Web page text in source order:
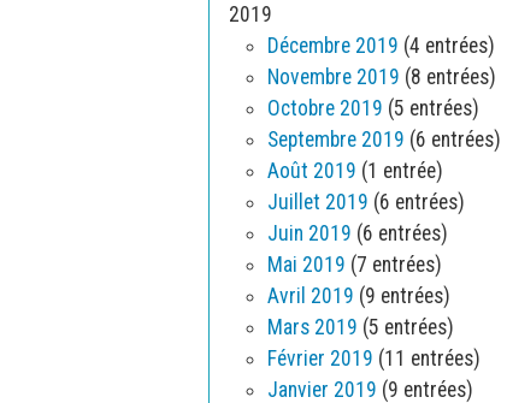
2019
Décembre 2019 (4 entrées)
Novembre 2019 (8 entrées)
Octobre 2019 (5 entrées)
Septembre 2019 (6 entrées)
Août 2019 (1 entrée)
Juillet 2019 (6 entrées)
Juin 2019 (6 entrées)
Mai 2019 (7 entrées)
Avril 2019 (9 entrées)
Mars 2019 (5 entrées)
Février 2019 (11 entrées)
Janvier 2019 (9 entrées)